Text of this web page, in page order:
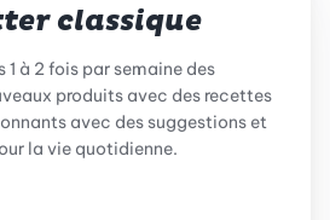
classique
1 à 2 fois par semaine des
produits avec des recettes
avec des suggestions et
la vie quotidienne.